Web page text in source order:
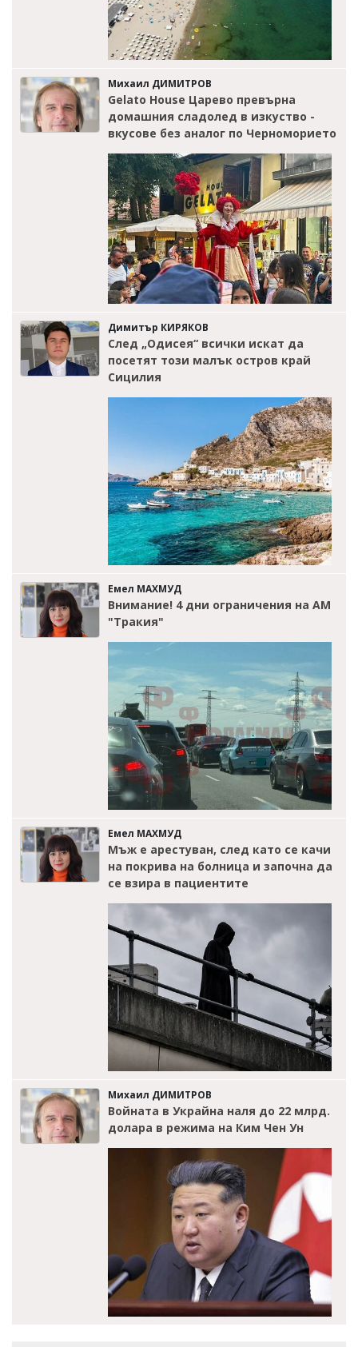
Михаил ДИМИТРОВ
Gelato House Царево превърна
домашния сладолед в изкуство -
вкусове без аналог по Черноморието
Димитър КИРЯКОВ
След „Одисея“ всички искат да
посетят този малък остров край
Сицилия
Емел МАХМУД
Внимание! 4 дни ограничения на АМ
"Тракия"
Емел МАХМУД
Мъж е арестуван, след като се качи
на покрива на болница и започна да
се взира в пациентите
Михаил ДИМИТРОВ
Войната в Украйна наля до 22 млрд.
долара в режима на Ким Чен Ун